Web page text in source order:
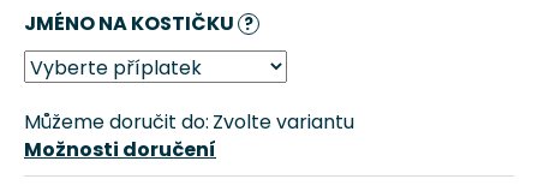
JMÉNO NA KOSTIČKU ?
Můžeme doručit do: Zvolte variantu
Možnosti doručení
ZAŠÍVÁRNA
–
BÉŽOVÁ
CHRÁPÁTKO®
1
611
Kč